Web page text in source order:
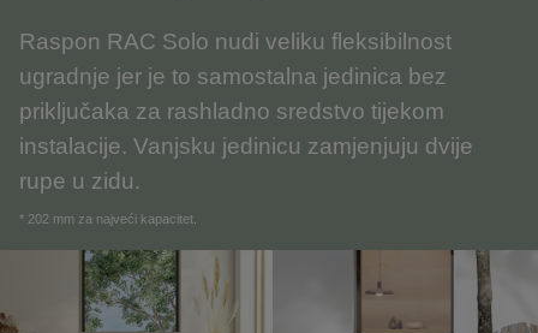
Raspon RAC Solo nudi veliku fleksibilnost
ugradnje jer je to samostalna jedinica bez
priključaka za rashladno sredstvo tijekom
instalacije. Vanjsku jedinicu zamjenjuju dvije
rupe u zidu.
* 202 mm za najveći kapacitet.